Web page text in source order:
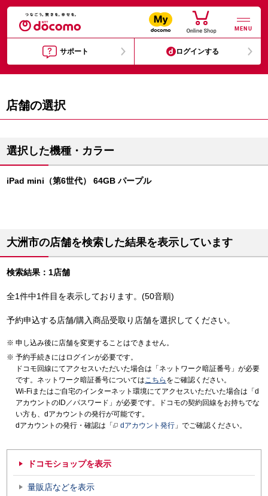
MENU
サポート ログインする
店舗の選択
選択した機種・カラー
iPad mini（第6世代） 64GB パープル
大洲市の店舗を検索した結果を表示しています
検索結果：1店舗
全1件中1件目を表示しております。(50音順)
予約申込する店舗/購入商品受取り店舗を選択してください。
申し込み後に店舗を変更することはできません。
予約手続きにはログインが必要です。
ドコモ回線にてアクセスいただいた場合は「ネットワーク暗証番号」が必要
です。ネットワーク暗証番号についてはこちら をご確認ください。
Wi-Fiまたはご自宅のインターネット環境にてアクセスいただいた場合は「d
アカウントのID／パスワード」が必要です。ドコモの契約回線をお持ちでな
い方も、dアカウントの発行が可能です。
dアカウントの発行・確認は「
dアカウント発行 」でご確認ください。
ドコモショップを表示
量販店などを表示